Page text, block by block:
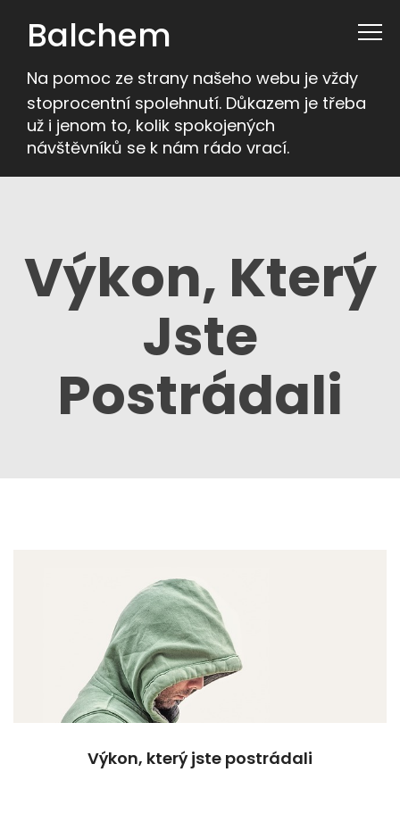
Balchem
Na pomoc ze strany našeho webu je vždy
stoprocentní spolehnutí. Důkazem je třeba
už i jenom to, kolik spokojených
návštěvníků se k nám rádo vrací.
Výkon, Který
Jste
Postrádali
Výkon, který jste postrádali